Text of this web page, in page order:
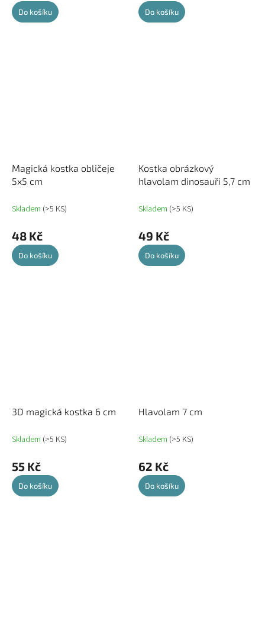
Do košíku Do košíku
Magická kostka obličeje
5x5 cm
Skladem (>5 KS)
48 Kč
Do košíku
Kostka obrázkový
hlavolam dinosauři 5,7 cm
Skladem (>5 KS)
49 Kč
Do košíku
3D magická kostka 6 cm
Skladem (>5 KS)
55 Kč
Do košíku
Hlavolam 7 cm
Skladem (>5 KS)
62 Kč
Do košíku